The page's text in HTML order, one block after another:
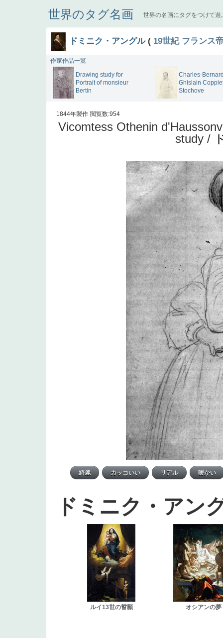
世界のタグ名画 世界の名画にタグをつけて遊
ドミニク・アングル( 19世紀 フランス
作家作品一覧
Drawing study for
Portrait of monsieur
Bertin
Charles-
Ghislain
Stochove
1844年製作 閲覧数:954
Vicomtess Othenin
study /
ドミニク・アン
ルイ13世の誓願 オシアンの夢